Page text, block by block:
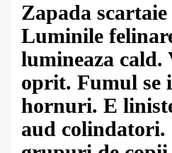
Zapada
Luminile
lumineaza cald.
oprit. Fumul se
hornuri. E
aud